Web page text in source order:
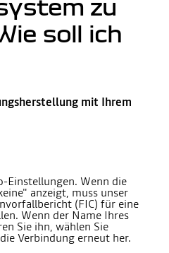
zu
soll ich
mit Ihrem
Einstellungen. Wenn die
anzeigt, muss unser
(FIC) für eine
Wenn der Name Ihres
Sie ihn, wählen Sie
Verbindung erneut her.